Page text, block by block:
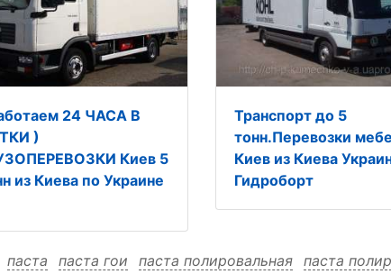
24 ЧАСА В
)
Киев 5
из Киева по Украине
Транспорт до 5
тонн.Перевозки
Киев из Киева
Гидроборт
паста паста гои паста полировальная паста